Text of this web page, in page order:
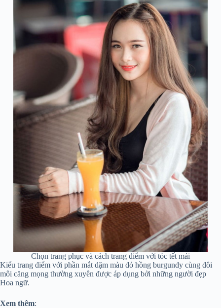
Chọn trang phục và cách trang điểm với tóc tết mái
Kiểu trang điểm với phần mắt dặm màu đỏ hồng burgundy cùng đôi
môi căng mọng thường xuyên được áp dụng bởi những người đẹp
Hoa ngữ.
Xem thêm: